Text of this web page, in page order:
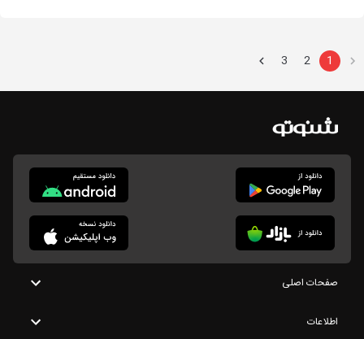
1
2
3
صفحات اصلی
اطلاعات